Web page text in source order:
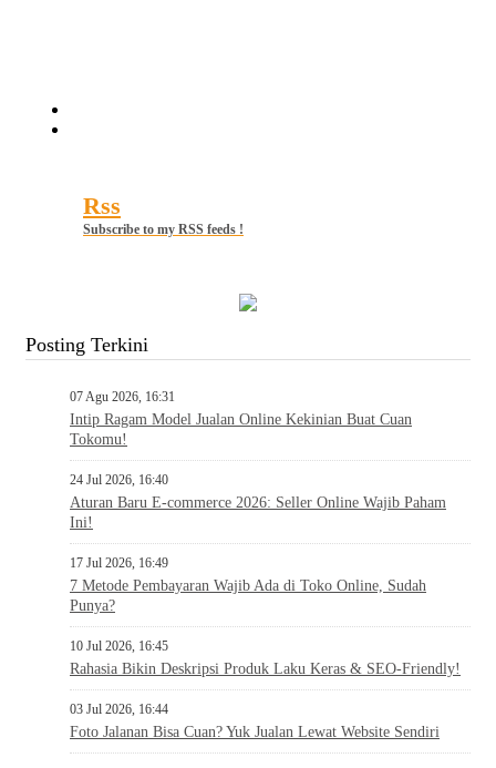
Rss
Subscribe to my RSS feeds !
Posting Terkini
07 Agu 2026, 16:31
Intip Ragam Model Jualan Online Kekinian Buat Cuan
Tokomu!
24 Jul 2026, 16:40
Aturan Baru E-commerce 2026: Seller Online Wajib Paham
Ini!
17 Jul 2026, 16:49
7 Metode Pembayaran Wajib Ada di Toko Online, Sudah
Punya?
10 Jul 2026, 16:45
Rahasia Bikin Deskripsi Produk Laku Keras & SEO-Friendly!
03 Jul 2026, 16:44
Foto Jalanan Bisa Cuan? Yuk Jualan Lewat Website Sendiri